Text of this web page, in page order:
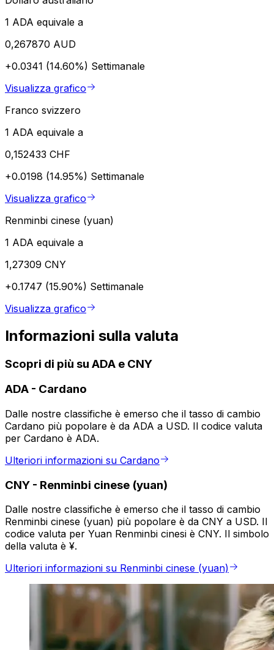
1 ADA equivale a
0,267870 AUD
+0.0341 (14.60%) Settimanale
Visualizza grafico
Franco svizzero
1 ADA equivale a
0,152433 CHF
+0.0198 (14.95%) Settimanale
Visualizza grafico
Renminbi cinese (yuan)
1 ADA equivale a
1,27309 CNY
+0.1747 (15.90%) Settimanale
Visualizza grafico
Informazioni sulla valuta
Scopri di più su ADA e CNY
ADA - Cardano
Dalle nostre classifiche è emerso che il tasso di cambio
Cardano più popolare è da ADA a USD. Il codice valuta
per Cardano è ADA.
Ulteriori informazioni su Cardano
CNY - Renminbi cinese (yuan)
Dalle nostre classifiche è emerso che il tasso di cambio
Renminbi cinese (yuan) più popolare è da CNY a USD. Il
codice valuta per Yuan Renminbi cinesi è CNY. Il simbolo
della valuta è ¥.
Ulteriori informazioni su Renminbi cinese (yuan)